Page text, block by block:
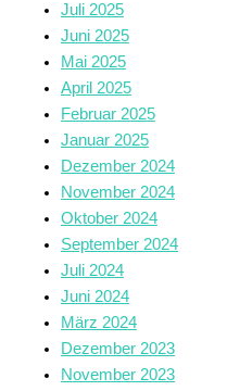
Juli 2025
Juni 2025
Mai 2025
April 2025
Februar 2025
Januar 2025
Dezember 2024
November 2024
Oktober 2024
September 2024
Juli 2024
Juni 2024
März 2024
Dezember 2023
November 2023